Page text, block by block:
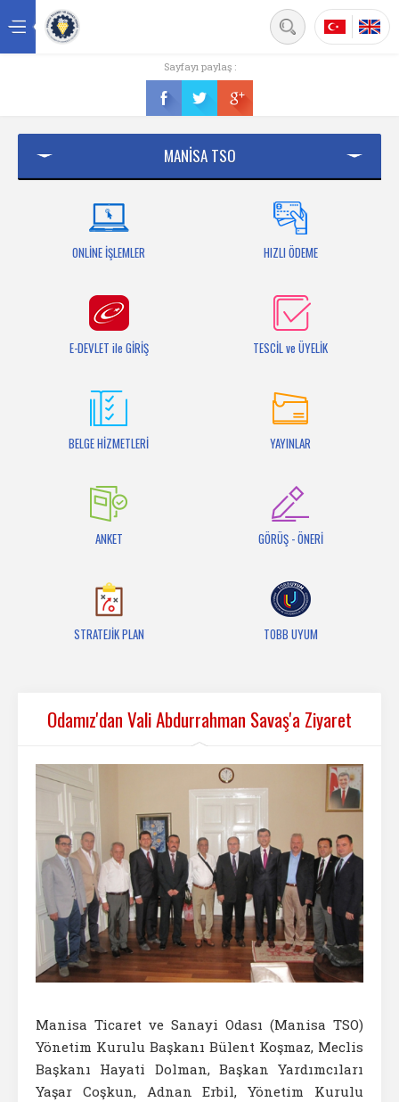
Üyelik
Bilgi Bankası
Sayfayı paylaş :
MANİSA TSO
ONLİNE İŞLEMLER HIZLI ÖDEME
E-DEVLET ile GİRİŞ TESCİL ve ÜYELİK
BELGE HİZMETLERİ YAYINLAR
ANKET GÖRÜŞ - ÖNERİ
STRATEJİK PLAN TOBB UYUM
Odamız'dan Vali Abdurrahman Savaş'a Ziyaret
Manisa Ticaret ve Sanayi Odası (Manisa TSO)
Yönetim Kurulu Başkanı Bülent Koşmaz, Meclis
Başkanı Hayati Dolman, Başkan Yardımcıları
Yaşar Coşkun, Adnan Erbil, Yönetim Kurulu